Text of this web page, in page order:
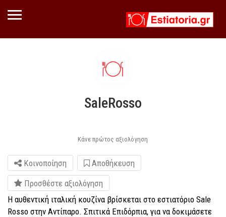
SaleRosso
Κάνε πρώτος αξιολόγηση
Κοινοποίηση
Αποθήκευση
Προσθέστε αξιολόγηση
Η αυθεντική ιταλική κουζίνα βρίσκεται στο εστιατόριο Sale
Rosso στην Αντίπαρο. Σπιτικά Επιδόρπια, για να δοκιμάσετε